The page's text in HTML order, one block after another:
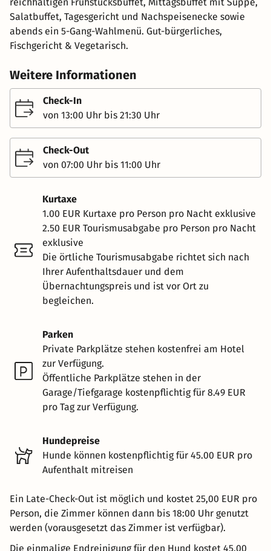
Salatbuffet, Tagesgericht und Nachspeisenecke sowie
abends ein 5-Gang-Wahlmenü. Gut-bürgerliches,
Fischgericht & Vegetarisch.
Weitere Informationen
Check-In
von 13:00 Uhr bis 21:30 Uhr
Check-Out
von 07:00 Uhr bis 11:00 Uhr
Kurtaxe
1.00 EUR Kurtaxe pro Person pro Nacht exklusive
2.50 EUR Tourismusabgabe pro Person pro Nacht
exklusive
Die örtliche Tourismusabgabe richtet sich nach
Ihrer Aufenthaltsdauer und dem
Übernachtungspreis und ist vor Ort zu
begleichen.
Parken
Private Parkplätze stehen kostenfrei am Hotel
zur Verfügung.
Öffentliche Parkplätze stehen in der
Garage/Tiefgarage kostenpflichtig für 8.49 EUR
pro Tag zur Verfügung.
Hundepreise
Hunde können kostenpflichtig für 45.00 EUR pro
Aufenthalt mitreisen
Ein Late-Check-Out ist möglich und kostet 25,00 EUR pro
Person, die Zimmer können dann bis 18:00 Uhr genutzt
werden (vorausgesetzt das Zimmer ist verfügbar).
Die einmalige Endreinigung für den Hund kostet 45,00